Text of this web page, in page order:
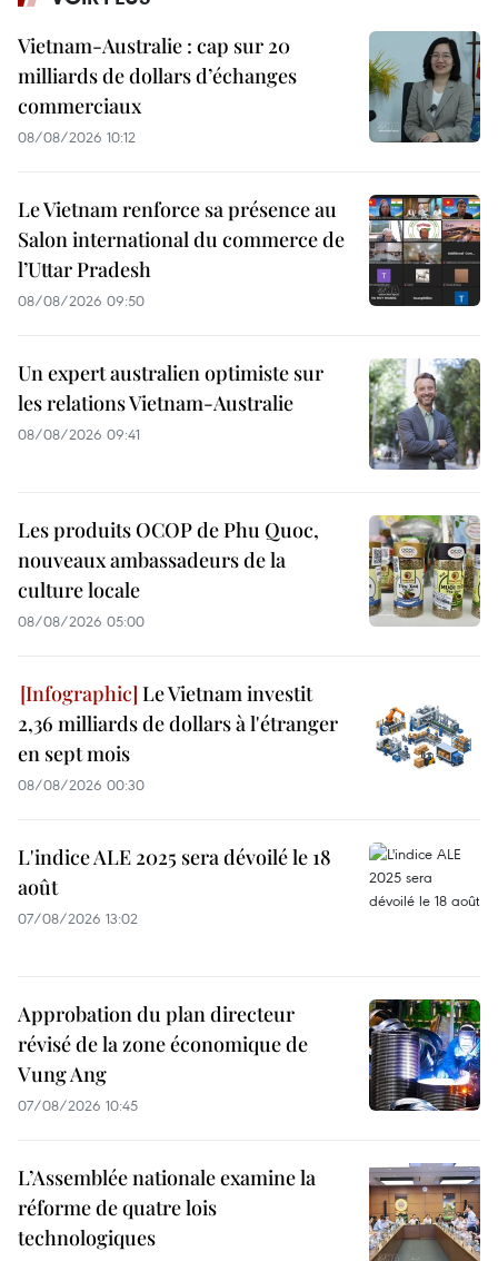
Vietnam-Australie : cap sur 20
milliards de dollars d’échanges
commerciaux
08/08/2026 10:12
Le Vietnam renforce sa présence au
Salon international du commerce de
l’Uttar Pradesh
08/08/2026 09:50
Un expert australien optimiste sur
les relations Vietnam-Australie
08/08/2026 09:41
Les produits OCOP de Phu Quoc,
nouveaux ambassadeurs de la
culture locale
08/08/2026 05:00
Le Vietnam investit
2,36 milliards de dollars à l'étranger
en sept mois
08/08/2026 00:30
L'indice ALE 2025 sera dévoilé le 18
août
07/08/2026 13:02
Approbation du plan directeur
révisé de la zone économique de
Vung Ang
07/08/2026 10:45
L’Assemblée nationale examine la
réforme de quatre lois
technologiques